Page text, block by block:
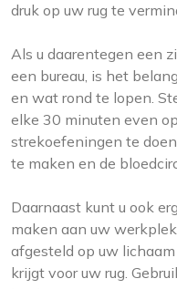
druk op uw rug te
Als u daarentegen een
een bureau, is het
en wat rond te lopen.
elke 30 minuten even
strekoefeningen te
te maken en de
Daarnaast kunt u ook
maken aan uw
afgesteld op uw
krijgt voor uw rug.